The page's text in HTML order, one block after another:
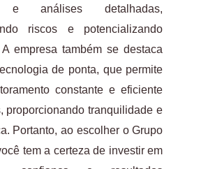
e análises detalhadas,
riscos e potencializando
A empresa também se destaca
de ponta, que permite
constante e eficiente
proporcionando tranquilidade e
Portanto, ao escolher o Grupo
tem a certeza de investir em